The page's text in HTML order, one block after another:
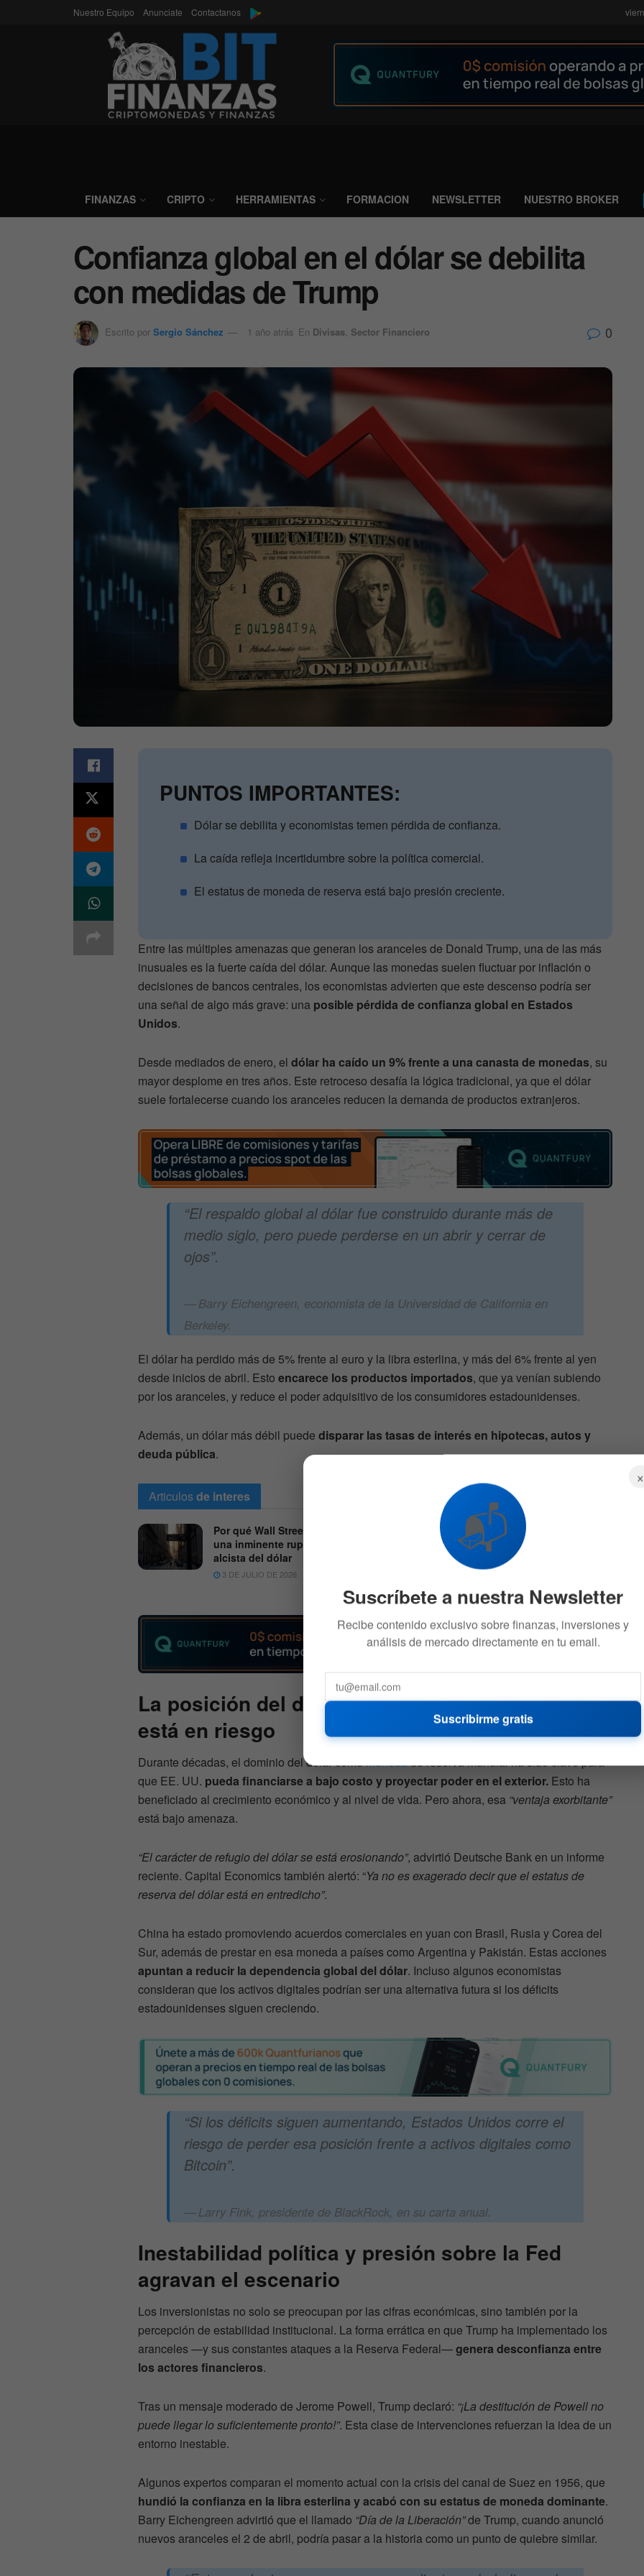
Nuestro Equipo Anunciate Contactanos
FINANZAS CRIPTO HERRAMIENTAS FORMACION NEWSLETTER NUESTRO BROKER
Confianza global en el dólar se debilita
con medidas de Trump
Escrito por Sergio Sánchez 1 año atrás En Divisas Sector Financiero 0
PUNTOS IMPORTANTES:
Dólar se debilita y economistas temen pérdida de confianza.
La caída refleja incertidumbre sobre la política comercial.
El estatus de moneda de reserva está bajo presión creciente.
Entre las múltiples amenazas que generan los aranceles de Donald Trump, una de las más
inusuales es la fuerte caída del dólar. Aunque las monedas suelen fluctuar por inflación o
decisiones de bancos centrales, los economistas advierten que este descenso podría ser
una señal de algo más grave: una posible pérdida de confianza global en Estados
Unidos.
Desde mediados de enero, el dólar ha caído un 9% frente a una canasta de monedas, su
mayor desplome en tres años. Este retroceso desafía la lógica tradicional, ya que el dólar
suele fortalecerse cuando los aranceles reducen la demanda de productos extranjeros.
“El respaldo global al dólar fue construido durante más de
medio siglo, pero puede perderse en un abrir y cerrar de
ojos”.
Barry Eichengreen, economista de la Universidad de California en
Berkeley.
El dólar ha perdido más de 5% frente al euro y la libra esterlina, y más del 6% frente al yen
desde inicios de abril. Esto encarece los productos importados, que ya venían subiendo
por los aranceles, y reduce el poder adquisitivo de los consumidores estadounidenses.
Además, un dólar más débil puede disparar las tasas de interés en hipotecas, autos y
deuda pública.
Articulosde interes
Por qué Wall Street anticipa
una inminente ruptura
alcista del dólar
3 DE JULIO DE 2026
Robert Kiyosaki y el «dólar
de papel higiénico»: ¿Se
cumplió su predicción?
La posición del dólar como moneda de reserva
está en riesgo
Durante décadas, el dominio del dólar comomonedade reserva mundial ha sido clave para
que EE. UU. pueda financiarse a bajo costo y proyectar poder en el exterior. Esto ha
beneficiado al crecimiento económico y al nivel de vida. Pero ahora, esa “ventaja exorbitante”
está bajo amenaza.
“El carácter de refugio del dólar se está erosionando”, advirtió Deutsche Bank en un informe
reciente. Capital Economics también alertó: “Ya no es exagerado decir que el estatus de
reserva del dólar está en entredicho”.
China ha estado promoviendo acuerdos comerciales en yuan con Brasil, Rusia y Corea del
Sur, además de prestar en esa moneda a países como Argentina y Pakistán. Estas acciones
apuntan a reducir la dependencia global del dólar. Incluso algunos economistas
consideran que los activos digitales podrían ser una alternativa futura si los déficits
estadounidenses siguen creciendo.
“Si los déficits siguen aumentando, Estados Unidos corre el
riesgo de perder esa posición frente a activos digitales como
Bitcoin”.
Larry Fink, presidente de BlackRock, en su carta anual.
Inestabilidad política y presión sobre la Fed
agravan el escenario
Los inversionistas no solo se preocupan por las cifras económicas, sino también por la
percepción de estabilidad institucional. La forma errática en que Trump ha implementado los
aranceles —y sus constantes ataques a la Reserva Federal—genera desconfianza entre
los actores financieros.
Tras un mensaje moderado de Jerome Powell, Trump declaró: “¡La destitución de Powell no
puede llegar lo suficientemente pronto!”. Esta clase de intervenciones refuerzan la idea de un
entorno inestable.
Algunos expertos comparan el momento actual con la crisis del canal de Suez en 1956, que
hundió la confianza en la libra esterlina y acabó con su estatus de moneda dominante.
Barry Eichengreen advirtió que el llamado “Día de la Liberación”de Trump, cuando anunció
nuevos aranceles el 2 de abril, podría pasar a la historia como un punto de quiebre similar.
×
📬
Suscríbete a nuestra Newsletter
Recibe contenido exclusivo sobre finanzas, inversiones y
análisis de mercado directamente en tu email.
Suscribirme gratis